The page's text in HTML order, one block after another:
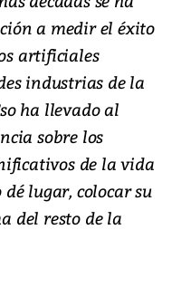
a medir el éxito
artificiales
industrias de la
ha llevado al
sobre los
de la vida
lugar, colocar su
del resto de la